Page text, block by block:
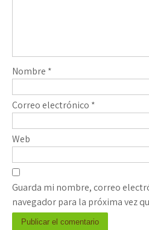
Nombre *
Correo electrónico *
Web
Guarda mi nombre, correo
navegador para la próxima vez